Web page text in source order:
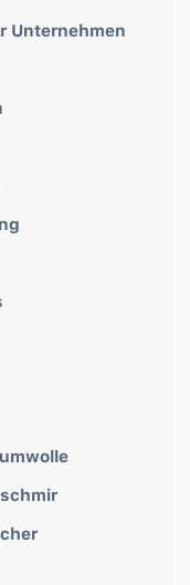
Unternehmen